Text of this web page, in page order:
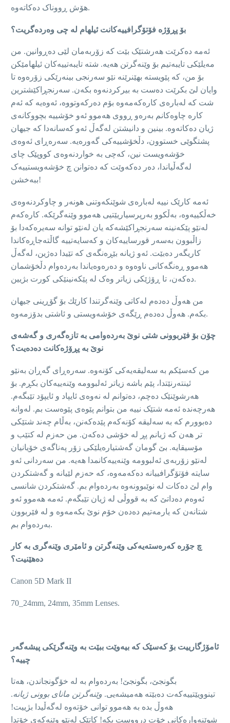
هۆش ڕووناک دەکاتەوە.
بۆ پڕۆژە فۆتۆگرافیيەکانت ئیلهام له‌ چى وه‌رده‌گريت؟
ئەمە دەکرێت هەرشتێک بێت کە زۆربەمان لێی دەڕوانین. من
مەیلێکی تایبەتیم بۆ وێنەگرتن هەیە. شتە تایبەتیيەکان ئیلهامێکن
بۆ من، کە پێویستە بهێنرێنە نێو سەرنجی بینەرێکی زۆرەوە تا
وایان لێ بکرێت دەست بە بیرکردنەوە بکەن. سەرنجڕاکێشترین
شت كه‌ لەبارەی کاره‌كه‌مه‌وه‌ بۆم دەرکەوتووە، ئەوەیە کە ئەم
کارە چاوەکانم بەرەو ڕووی هەموو ئەو خۆشیيە بچووکانەی
ژیان دەکاتەوە. بينين و دانيشتن لەگەڵ ئەو کەسانەدا كه‌ جیهان
پشتگوێی خستوون، دڵخۆشیيەکی گەورەیە. سەرەڕای ئەوەی
خۆشەویست نین، كه‌چى به ‌خواردنەوەی کووپێک چاى
لەگەڵیاندا، دەر دەکەوێت کە دەتوانن چ خۆشەویستییەک
ببەخشن!
ئەمە کارێک نیيە له‌بارەی شوێنکەوتنی هونەر و چاوکردنەوەی
خەڵکييه‌وه‌، بەڵکوو بەرپرسیاريێتيی هەموو وێنەگرێکە. کارەکەم
لەنێو پێکەنینە سەرنجڕاکێشەکە یان لەنێو توانه‌ سەیرەکەدا بۆ
زاڵبوون بەسەر قورساییەکان و کەسایەتییە گاڵتەجاڕەكاندا
کاریگەر دەبێت. ئەو ژیانە بێڕەنگەی کە تێيدا دەژین، لەگەڵ
هەموو ڕەنگەکانی ناوەوە و دەرەوەیاندا بەردەوام دڵخۆشمان
دەکەن، تا ڕۆژێکی زیاتر وەک لە پێکەنینێکی کورت بژیين.
من هه‌وڵ ده‌ده‌م لەکاتی وێنەگرتندا كارێك بۆ گۆڕینی جیهان
بكه‌م. هەوڵ دەدەم ڕێگه‌ی خۆشەویستی و ئاشتی بدۆزمەوە.
چۆن بۆ فێربوونی شتی نوێ بەردەوامی بە تازەگەری و گەشەی
نوێ بە پڕۆژەکانت دەدەیت؟
من کەسێکم بە سەلیقەیەکی کۆنەوە. سەرەڕای گەڕان بەنێو
ئینتەرنێتدا، پێم باشە زياتر ئەلبوومە وێنەییەکان بکڕم. بۆ
هەرشوێنێک دەچم، دەتوانم له‌ نەوەی ئایپاد و ئایپۆد تێبگەم.
هەرچەندە ئەمە شتێک نیيە من بتوانم پێوەی پێوه‌ست بم. لەوانه
دەبوورم کە بە سەلیقە کۆنەکەم پێدەکەنن، بەڵام چەند شتێکی
تر هه‌ن كه‌ ژیانم پڕ لە خۆشی ده‌كه‌ن. من حەزم لە کتێب و
مۆسیقایە. بێ گومان گەشتیاره‌يلێكى زۆر پەناگەی خۆیانيان
لەنێو زۆربەی ئەلبوومە وێنەییەکانمدا هەیە. من سەردانی ئەو
سایتە فۆتۆگرافييانه‌ دەکەمەوە، کە حەزم لێيانه و گەشتکردن
وام لێ ده‌كات له‌ نوێبوونەوە بەردەوام بم. گەشتکردن شانسی
ئەوەم دەداتێ کە به‌ قووڵى‌ له‌ ژیان تێبگەم. ئەمە هەموو ئەو
شتانەن کە یارمەتیم دەده‌ن خۆم نوێ بکەمەوە و لە فێربوون
بەردەوام بم.
چ جۆرە کەرەستەیەکی وێنەگرتن و ئامێری وێنەگری بە کار
ده‌هێنیت؟
Canon 5D Mark II
70_24mm, 24mm, 35mm Lenses.
ئامۆژگاریيت بۆ کەسێک کە بیەوێت ببێت بە وێنەگرێکی پیشەگەر
چييه‌؟
بگونجێ، بگونجێ! بەردەوام بە لە خۆگونجاندن، هه‌تا
تينوويێتیيەکەت دەبێتە هەمیشەیی. وێنەگرتن مانای بوونی ژیانە.
هەوڵ بده‌ بە هه‌موو توانی خۆتەوە لەگەڵیدا بژييت!
شوێنەوارەکانی خۆت درووست بکە! کاتێک لەنێو وێنەکەی خۆتدا